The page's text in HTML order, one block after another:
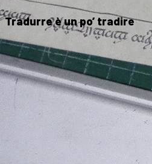
Tradurre è un po’ tradire